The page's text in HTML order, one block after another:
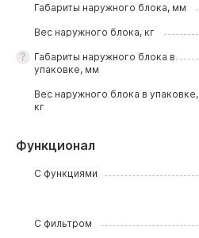
Габариты наружного блока, мм
Вес наружного блока, кг
Габариты наружного блока в
упаковке, мм
Вес наружного блока в упаковке,
кг
Функционал
С функциями
С фильтром